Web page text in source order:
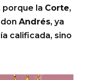
porque la Corte,
Andrés, ya
calificada, sino